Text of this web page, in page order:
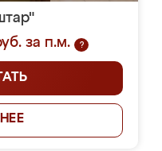
за п.м.
?